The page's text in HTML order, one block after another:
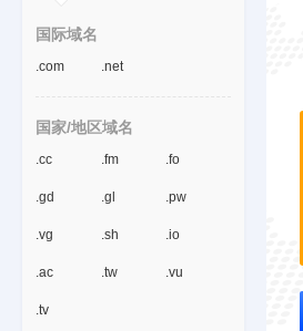
国际域名
.com .net
国家/地区域名
.cc .fm .fo
.gd .gl .pw
.vg .sh .io
.ac .tw .vu
.tv